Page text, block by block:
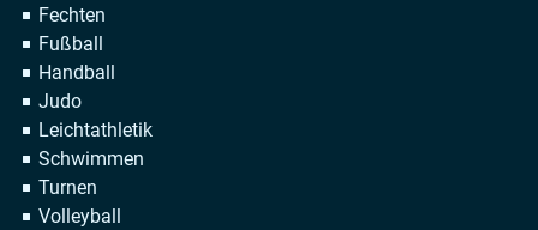
Fechten
Fußball
Handball
Judo
Leichtathletik
Schwimmen
Turnen
Volleyball